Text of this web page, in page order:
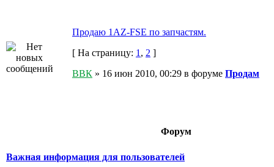
Продаю 1AZ-FSE по запчастям.
[ На страницу: 1 , 2 ]
ВВК » 16 июн 2010, 00:29 в форуме Продам
Форум
Важная информация для пользователей